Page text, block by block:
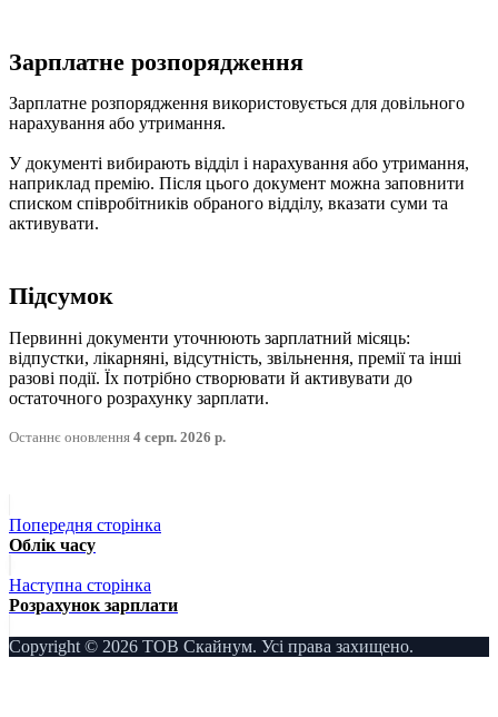
Зарплатне розпорядження
Зарплатне розпорядження використовується для довільного
нарахування або утримання.
У документі вибирають відділ і нарахування або утримання,
наприклад премію. Після цього документ можна заповнити
списком співробітників обраного відділу, вказати суми та
активувати.
Підсумок
Первинні документи уточнюють зарплатний місяць:
відпустки, лікарняні, відсутність, звільнення, премії та інші
разові події. Їх потрібно створювати й активувати до
остаточного розрахунку зарплати.
Останнє оновлення 4 серп. 2026 р.
Попередня сторінка
Облік часу
Наступна сторінка
Розрахунок зарплати
Copyright © 2026 ТОВ Скайнум. Усі права захищено.